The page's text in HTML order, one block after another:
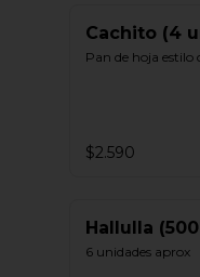
Cachito (4
Pan de hoja estilo
$2.590
Hallulla
6 unidades aprox